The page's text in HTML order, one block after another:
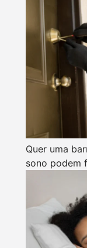
Quer uma
sono podem